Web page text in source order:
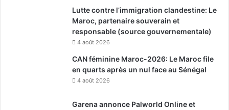
Lutte contre l’immigration clandestine: Le
Maroc, partenaire souverain et
responsable (source gouvernementale)
4 août 2026
CAN féminine Maroc-2026: Le Maroc file
en quarts après un nul face au Sénégal
4 août 2026
Garena annonce Palworld Online et